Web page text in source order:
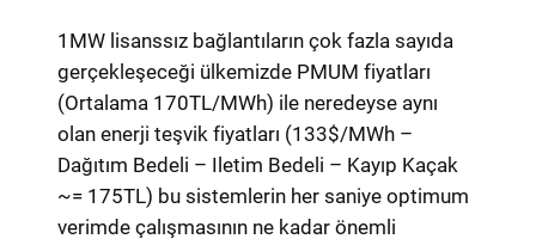
1MW lisanssız bağlantıların çok fazla sayıda
gerçekleşeceği ülkemizde PMUM fiyatları
(Ortalama 170TL/MWh) ile neredeyse aynı
olan enerji teşvik fiyatları (133$/MWh –
Dağıtım Bedeli – Iletim Bedeli – Kayıp Kaçak
~= 175TL) bu sistemlerin her saniye optimum
verimde çalışmasının ne kadar önemli